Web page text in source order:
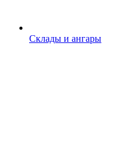
Склады и ангары